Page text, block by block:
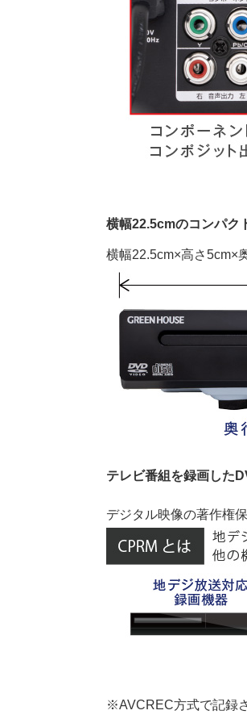
横幅22.5cmのコンパク
横幅22.5cm×高さ5cm×
テレビ番組を録画した
デジタル映像の著作権
※AVCREC方式で記録